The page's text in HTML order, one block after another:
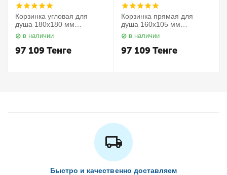
Корзинка угловая для
душа 180х180 мм
Elegance 11657010000
Keuco
в наличии
97 109Тенге
Корзинка прямая для
душа 160х105 мм
Elegance 11658010000
Keuco
в наличии
97 109Тенге
Быстро и качественно доставляем